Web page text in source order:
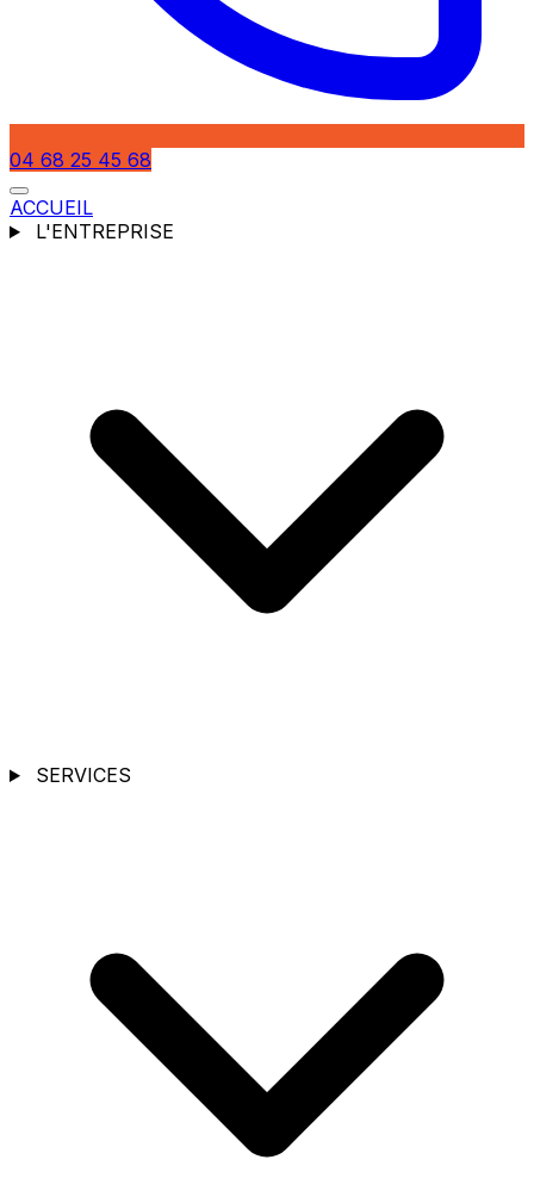
04 68 25 45 68
ACCUEIL
L'ENTREPRISE
SERVICES